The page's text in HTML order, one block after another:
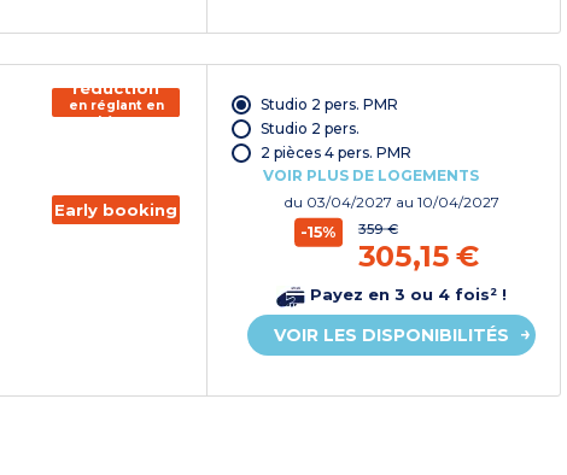
150€ de
réduction
en réglant en
chèque
Early booking
Studio 2 pers. PMR
Studio 2 pers.
2 pièces 4 pers. PMR
VOIR PLUS DE LOGEMENTS
du 03/04/2027 au 10/04/2027
-15% 359 €
305,15 €
Payez en 3 ou 4 fois² !
VOIR LES DISPONIBILITÉS